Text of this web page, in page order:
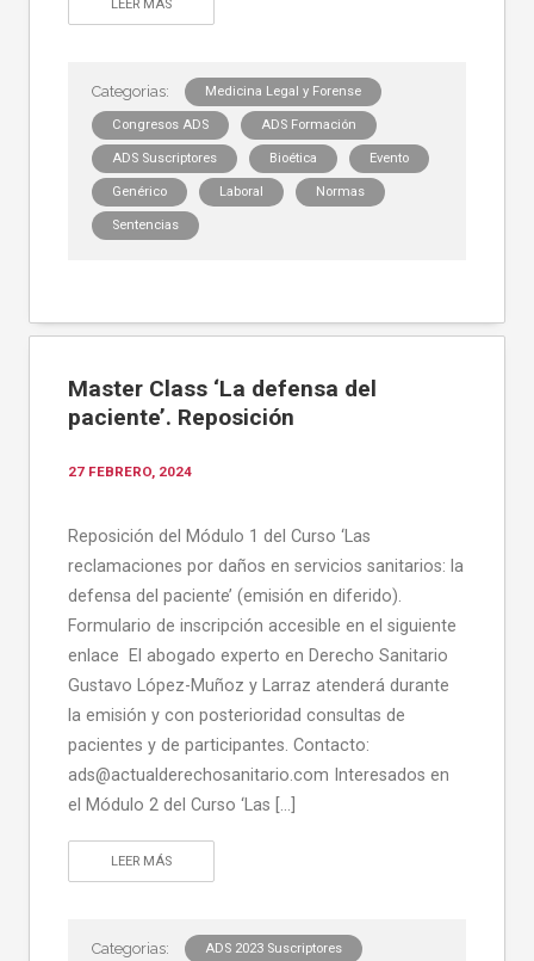
LEER MÁS
Medicina Legal y Forense
Congresos ADS ADS Formación
ADS Suscriptores Bioética Evento
Genérico Laboral Normas
Sentencias
Master Class ‘La defensa del
paciente’. Reposición
27 FEBRERO, 2024
Reposición del Módulo 1 del Curso ‘Las
reclamaciones por daños en servicios sanitarios: la
defensa del paciente’ (emisión en diferido).
Formulario de inscripción accesible en el siguiente
enlace El abogado experto en Derecho Sanitario
Gustavo López-Muñoz y Larraz atenderá durante
la emisión y con posterioridad consultas de
pacientes y de participantes. Contacto:
ads@actualderechosanitario.com Interesados en
el Módulo 2 del Curso ‘Las […]
LEER MÁS
ADS 2023 Suscriptores